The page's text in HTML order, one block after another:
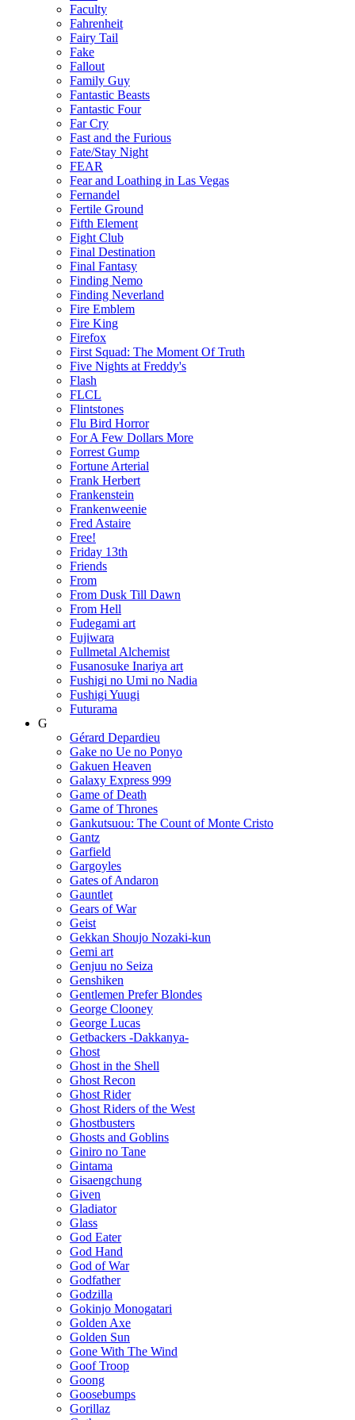
Faculty
Fahrenheit
Fairy Tail
Fake
Fallout
Family Guy
Fantastic Beasts
Fantastic Four
Far Cry
Fast and the Furious
Fate/Stay Night
FEAR
Fear and Loathing in Las Vegas
Fernandel
Fertile Ground
Fifth Element
Fight Club
Final Destination
Final Fantasy
Finding Nemo
Finding Neverland
Fire Emblem
Fire King
Firefox
First Squad: The Moment Of Truth
Five Nights at Freddy's
Flash
FLCL
Flintstones
Flu Bird Horror
For A Few Dollars More
Forrest Gump
Fortune Arterial
Frank Herbert
Frankenstein
Frankenweenie
Fred Astaire
Free!
Friday 13th
Friends
From
From Dusk Till Dawn
From Hell
Fudegami art
Fujiwara
Fullmetal Alchemist
Fusanosuke Inariya art
Fushigi no Umi no Nadia
Fushigi Yuugi
Futurama
G
Gérard Depardieu
Gake no Ue no Ponyo
Gakuen Heaven
Galaxy Express 999
Game of Death
Game of Thrones
Gankutsuou: The Count of Monte Cristo
Gantz
Garfield
Gargoyles
Gates of Andaron
Gauntlet
Gears of War
Geist
Gekkan Shoujo Nozaki-kun
Gemi art
Genjuu no Seiza
Genshiken
Gentlemen Prefer Blondes
George Clooney
George Lucas
Getbackers -Dakkanya-
Ghost
Ghost in the Shell
Ghost Recon
Ghost Rider
Ghost Riders of the West
Ghostbusters
Ghosts and Goblins
Giniro no Tane
Gintama
Gisaengchung
Given
Gladiator
Glass
God Eater
God Hand
God of War
Godfather
Godzilla
Gokinjo Monogatari
Golden Axe
Golden Sun
Gone With The Wind
Goof Troop
Goong
Goosebumps
Gorillaz